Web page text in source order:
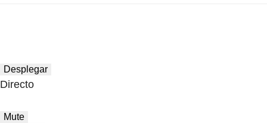
Desplegar
Directo
Mute